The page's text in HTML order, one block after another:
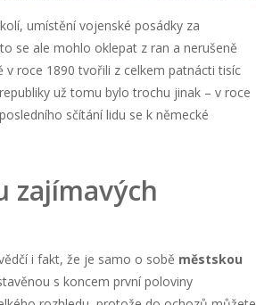
umístění vojenské posádky za
se ale mohlo oklepat z ran a nerušeně
roce 1890 tvořili z celkem patnácti tisíc
už tomu bylo trochu jinak – v roce
sčítání lidu se k německé
zajímavých
i fakt, že je samo o sobě městskou
s koncem první poloviny